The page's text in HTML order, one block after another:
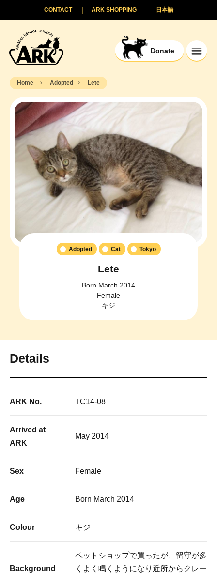
Donate
日本語
ARK SHOPPING
CONTACT
Home Adopted Lete
Adopted Cat Tokyo
Lete
Born March 2014
Female
キジ
Details
ARK No. TC14-08
Arrived at
ARK
May 2014
Sex Female
Age Born March 2014
Colour キジ
Background
ペットショップで買ったが、留守が多
くよく鳴くようになり近所からクレー